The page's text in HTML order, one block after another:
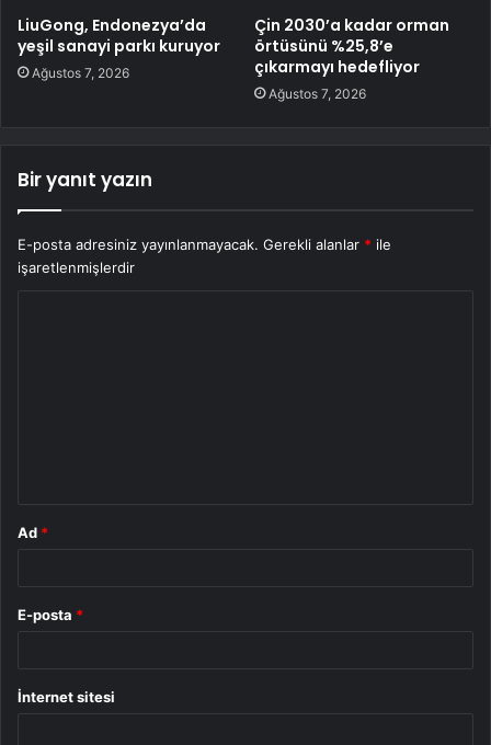
LiuGong, Endonezya’da
yeşil sanayi parkı kuruyor
Ağustos 7, 2026
Çin 2030’a kadar orman
örtüsünü %25,8’e
çıkarmayı hedefliyor
Ağustos 7, 2026
Bir yanıt yazın
E-posta adresiniz yayınlanmayacak. Gerekli alanlar * ile
işaretlenmişlerdir
Ad *
E-posta *
İnternet sitesi